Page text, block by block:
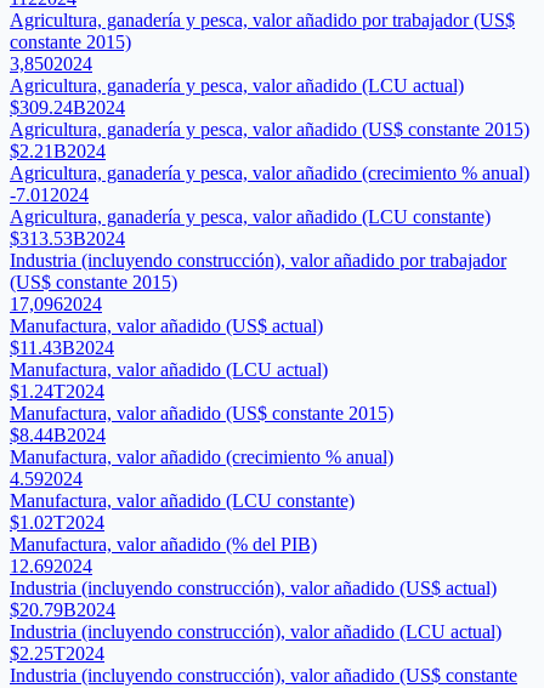
Agricultura, ganadería y pesca, valor añadido por trabajador (US$
constante 2015)
3,8502024
Agricultura, ganadería y pesca, valor añadido (LCU actual)
$309.24B2024
Agricultura, ganadería y pesca, valor añadido (US$ constante 2015)
$2.21B2024
Agricultura, ganadería y pesca, valor añadido (crecimiento % anual)
-7.01 2024
Agricultura, ganadería y pesca, valor añadido (LCU constante)
$313.53B2024
Industria (incluyendo construcción), valor añadido por trabajador
(US$ constante 2015)
17,0962024
Manufactura, valor añadido (US$ actual)
$11.43B2024
Manufactura, valor añadido (LCU actual)
$1.24T2024
Manufactura, valor añadido (US$ constante 2015)
$8.44B2024
Manufactura, valor añadido (crecimiento % anual)
4.592024
Manufactura, valor añadido (LCU constante)
$1.02T2024
Manufactura, valor añadido (% del PIB)
12.692024
Industria (incluyendo construcción), valor añadido (US$ actual)
$20.79B2024
Industria (incluyendo construcción), valor añadido (LCU actual)
$2.25T2024
Industria (incluyendo construcción), valor añadido (US$ constante